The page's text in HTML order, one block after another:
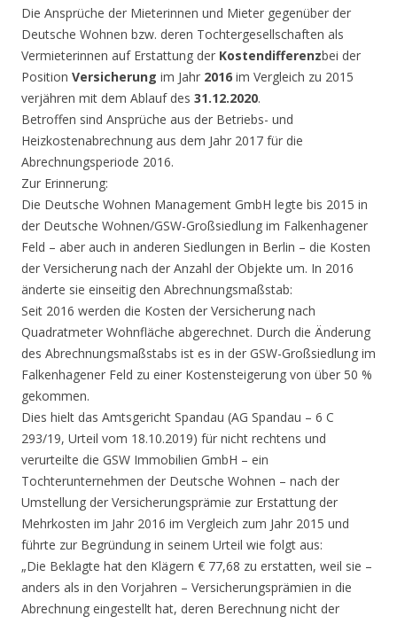
Die Ansprüche der Mieterinnen und Mieter gegenüber der
Deutsche Wohnen bzw. deren Tochtergesellschaften als
Vermieterinnen auf Erstattung der Kostendifferenzbei der
Position Versicherung im Jahr 2016 im Vergleich zu 2015
verjähren mit dem Ablauf des 31.12.2020.
Betroffen sind Ansprüche aus der Betriebs- und
Heizkostenabrechnung aus dem Jahr 2017 für die
Abrechnungsperiode 2016.
Zur Erinnerung:
Die Deutsche Wohnen Management GmbH legte bis 2015 in
der Deutsche Wohnen/GSW-Großsiedlung im Falkenhagener
Feld – aber auch in anderen Siedlungen in Berlin – die Kosten
der Versicherung nach der Anzahl der Objekte um. In 2016
änderte sie einseitig den Abrechnungsmaßstab:
Seit 2016 werden die Kosten der Versicherung nach
Quadratmeter Wohnfläche abgerechnet. Durch die Änderung
des Abrechnungsmaßstabs ist es in der GSW-Großsiedlung im
Falkenhagener Feld zu einer Kostensteigerung von über 50 %
gekommen.
Dies hielt das Amtsgericht Spandau (AG Spandau – 6 C
293/19, Urteil vom 18.10.2019) für nicht rechtens und
verurteilte die GSW Immobilien GmbH – ein
Tochterunternehmen der Deutsche Wohnen – nach der
Umstellung der Versicherungsprämie zur Erstattung der
Mehrkosten im Jahr 2016 im Vergleich zum Jahr 2015 und
führte zur Begründung in seinem Urteil wie folgt aus:
„Die Beklagte hat den Klägern € 77,68 zu erstatten, weil sie –
anders als in den Vorjahren – Versicherungsprämien in die
Abrechnung eingestellt hat, deren Berechnung nicht der